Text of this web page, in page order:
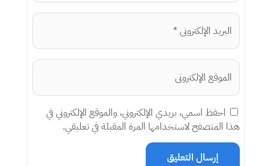
احفظ اسمي، بريدي الإلكتروني، والموقع الإلكتروني في
هذا المتصفح لاستخدامها المرة المقبلة في تعليقي.
إرسال التعليق